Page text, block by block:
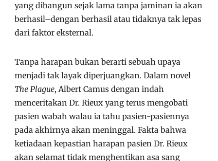
yang dibangun sejak lama tanpa jaminan ia akan
berhasil–dengan berhasil atau tidaknya tak lepas
dari faktor eksternal.
Tanpa harapan bukan berarti sebuah upaya
menjadi tak layak diperjuangkan. Dalam novel
The Plague, Albert Camus dengan indah
menceritakan Dr. Rieux yang terus mengobati
pasien wabah walau ia tahu pasien-pasiennya
pada akhirnya akan meninggal. Fakta bahwa
ketiadaan kepastian harapan pasien Dr. Rieux
akan selamat tidak menghentikan asa sang